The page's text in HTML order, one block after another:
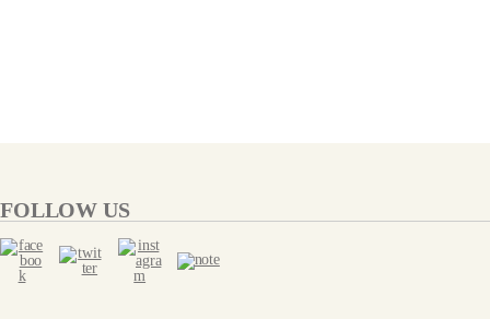
FOLLOW US